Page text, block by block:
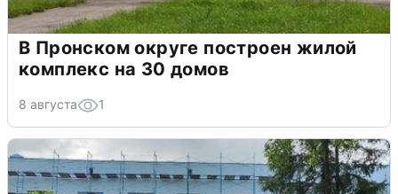
В Пронском округе построен жилой
комплекс на 30 домов
8 августа 1